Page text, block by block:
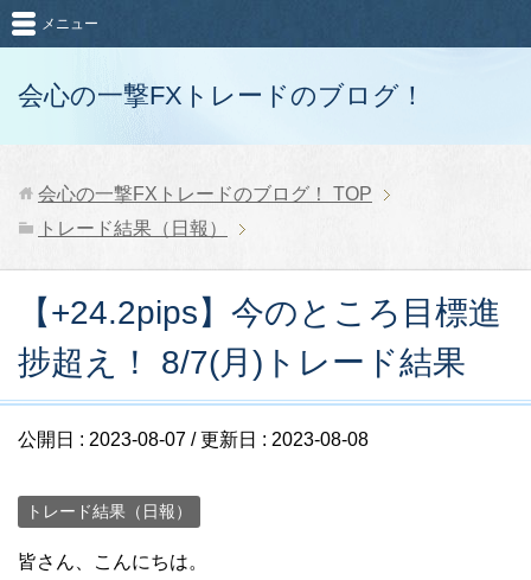
会心の一撃FXトレードのブログ！
メニュー
会心の一撃FXトレードのブログ！
TOP
トレード結果（日報）
【+24.2pips】今のところ目標進
捗超え！ 8/7(月)トレード結果
公開日 : 2023-08-07 / 更新日 : 2023-08-08
トレード結果（日報）
皆さん、こんにちは。